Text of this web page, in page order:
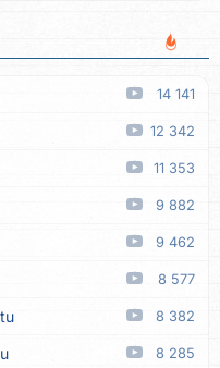
tvoja 05.08
05.08
05.08
05.08
05.08
05.08
05.08
05.08
05.08
14 141
12 342
11 353
9 882
9 462
8 577
8 382
8 285